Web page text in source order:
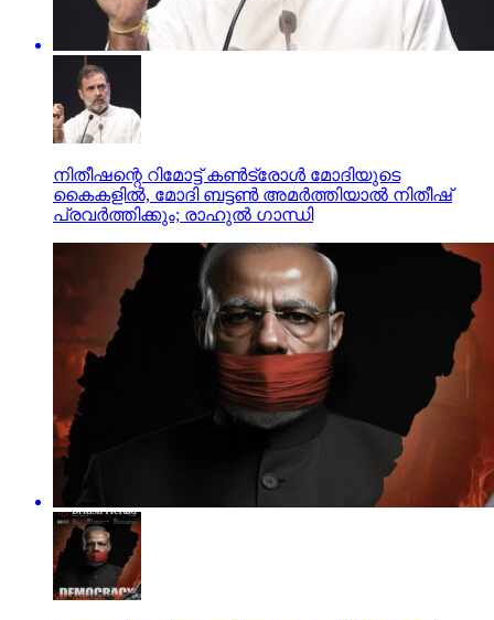
നിതീഷന്റെ റിമോട്ട് കണ്‍ട്രോള്‍ മോദിയുടെ
കൈകളില്‍, മോദി ബട്ടണ്‍ അമര്‍ത്തിയാല്‍ നിതീഷ്
പ്രവര്‍ത്തിക്കും; രാഹുല്‍ ഗാന്ധി